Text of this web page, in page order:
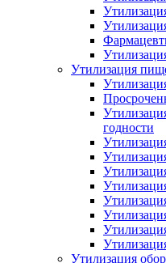
Утилизация
годности
Утилизация